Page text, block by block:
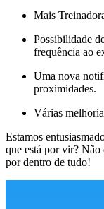
Mais
Possibilidade
frequência ao
Uma nova
proximidades.
Várias
Estamos
que está por vir?
por dentro de tudo!